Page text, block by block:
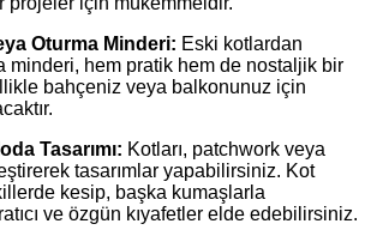
Oturma Minderi: Eski kotlardan
minderi, hem pratik hem de nostaljik bir
bahçeniz veya balkonunuz için
Tasarımı: Kotları, patchwork veya
tasarımlar yapabilirsiniz. Kot
kesip, başka kumaşlarla
ve özgün kıyafetler elde edebilirsiniz.